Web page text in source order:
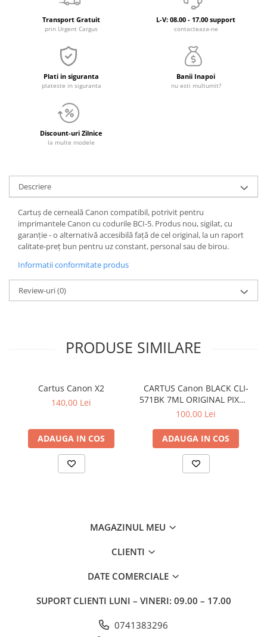
Transport Gratuit
prin Urgent Cargus
L-V: 08.00 - 17.00 support
contacteaza-ne
Plati in siguranta
plateste in siguranta
Banii Inapoi
nu esti multumit?
Discount-uri Zilnice
la multe modele
Descriere
Cartuș de cerneală Canon compatibil, potrivit pentru
imprimantele Canon cu codurile BCI-5. Produs nou, sigilat, cu
garanție - o alternativă accesibilă față de cel original, la un raport
calitate-preț bun pentru uz constant, personal sau de birou.
Informatii conformitate produs
Review-uri(0)
PRODUSE SIMILARE
Cartus Canon X2
140,00 Lei
ADAUGA IN COS
CARTUS Canon BLACK CLI-
571BK 7ML ORIGINAL PIXMA
MG6850
100,00 Lei
ADAUGA IN COS
MAGAZINUL MEU
CLIENTI
DATE COMERCIALE
SUPORT CLIENTI LUNI – VINERI: 09.00 – 17.00
0741383296